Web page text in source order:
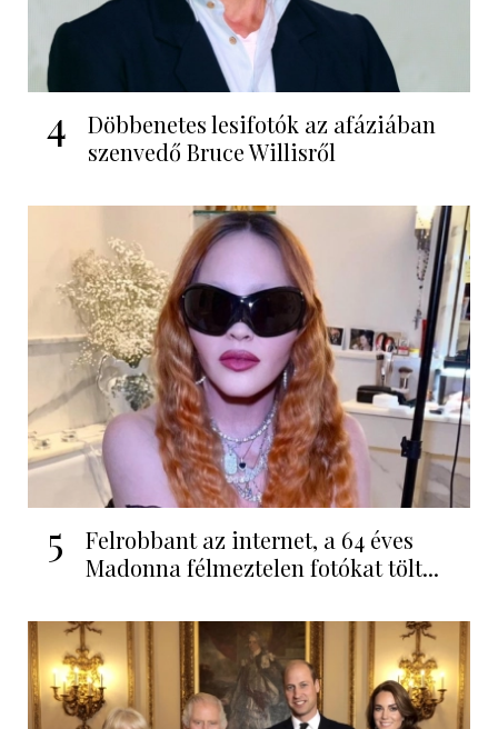
4
Döbbenetes lesifotók az afáziában
szenvedő Bruce Willisről
5
Felrobbant az internet, a 64 éves
Madonna félmeztelen fotókat tölt...